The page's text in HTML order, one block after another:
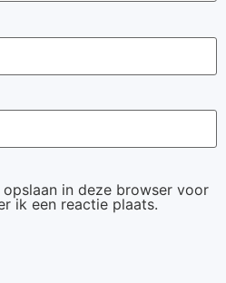
in deze browser voor
ik een reactie plaats.